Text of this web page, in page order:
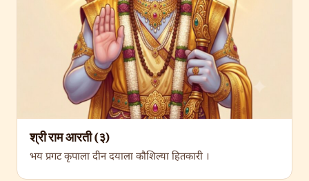
श्री राम आरती (३)
भय प्रगट कृपाला दीन दयाला कौशिल्या हितकारी ।